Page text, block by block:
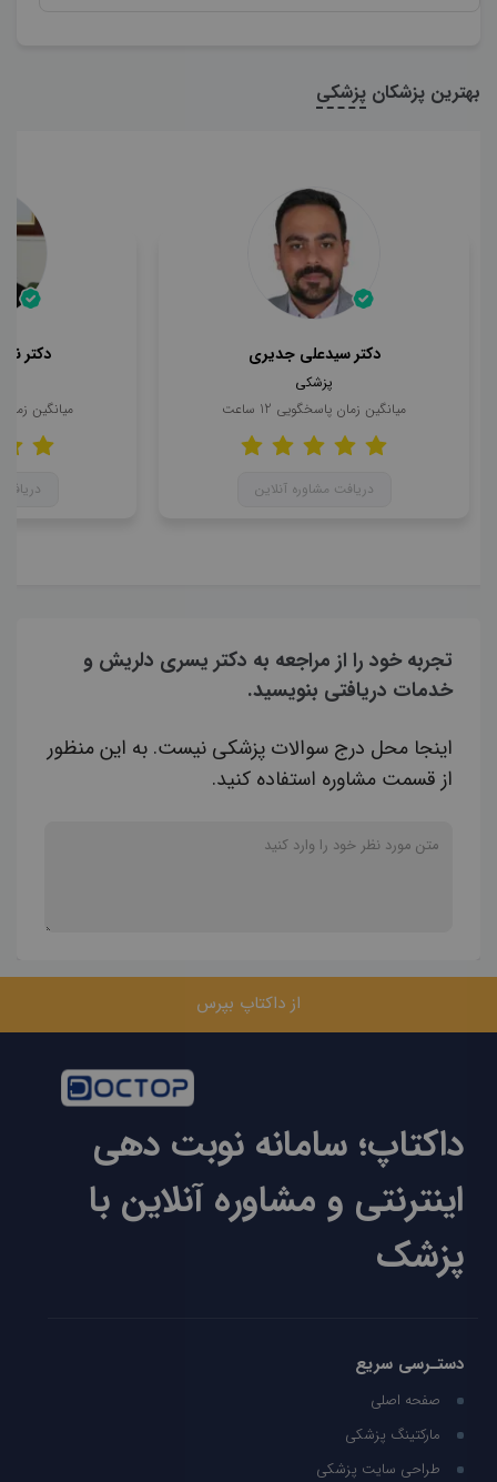
بهترین پزشکان پزشکی
دکتر سیدعلی جدیری
پزشکی
میانگین زمان پاسخگویی 12 ساعت
دریافت مشاوره آنلاین
دکتر
میانگین
تجربه خود را از مراجعه به دکتر یسری دلریش و
خدمات دریافتی بنویسید.
اینجا محل درج سوالات پزشکی نیست. به این منظور
از قسمت مشاوره استفاده کنید.
از داکتاپ بپرس
داکتاپ؛ سامانه نوبت دهی
اینترنتی و مشاوره آنلاین با
پزشک
دستـرسی سریع
صفحه اصلی
مارکتینگ پزشکی
طراحی سایت پزشکی